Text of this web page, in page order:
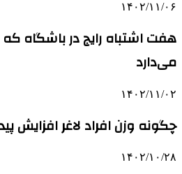
۱۴۰۲/۱۱/۰۶
هفت اشتباه رایج در باشگاه که
می‌دارد
۱۴۰۲/۱۱/۰۲
چگونه وزن افراد لاغر افزایش
۱۴۰۲/۱۰/۲۸